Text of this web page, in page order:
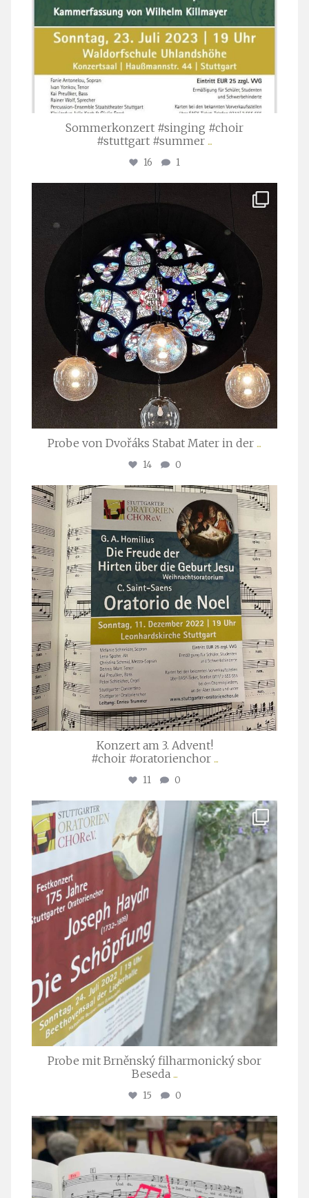
Sommerkonzert #singing #choir
#stuttgart #summer ...
16 1
Apr. 1
Probe von Dvořáks Stabat Mater in der ...
14 0
stuttgarter_oratorienchor
Nov. 29
Konzert am 3. Advent!
#choir #oratorienchor ...
11 0
stuttgarter_oratorienchor
Juli 23
Probe mit Brněnský filharmonický sbor
Beseda ...
15 0
stuttgarter_oratorienchor
Juli 23